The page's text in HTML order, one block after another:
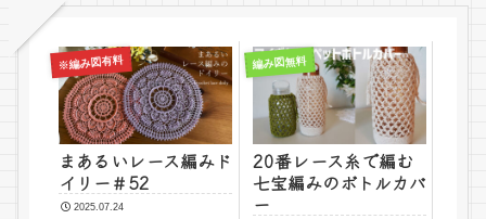
※編み図有料
まあるいレース編みド
イリー＃52
2025.07.24
編み図無料
20番レース糸で編む
七宝編みのボトルカバ
ー